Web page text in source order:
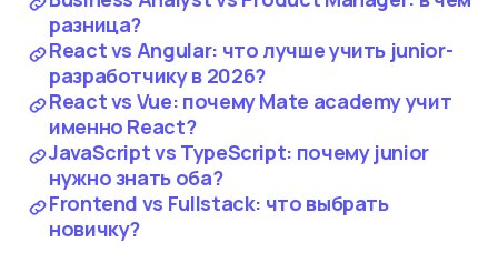
разница?
React vs Angular: что лучше учить junior-
разработчику в 2026?
React vs Vue: почему Mate academy учит
именно React?
JavaScript vs TypeScript: почему junior
нужно знать оба?
Frontend vs Fullstack: что выбрать
новичку?